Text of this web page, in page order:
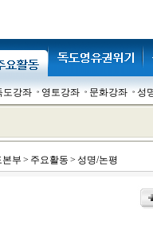
도강좌 영토강좌 문화강좌 성
본부 > 주요활동 > 성명/논평